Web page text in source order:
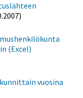
(Excel)
vuosina